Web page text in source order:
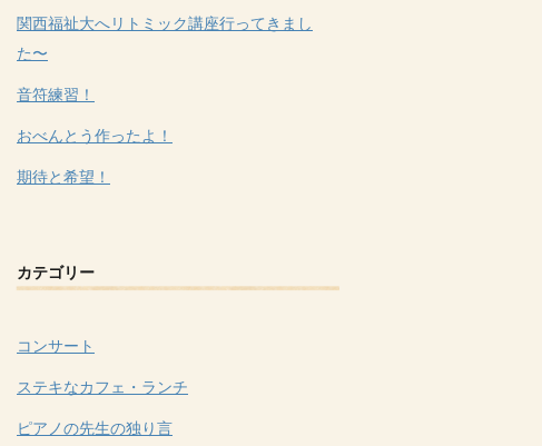
関西福祉大へリトミック講座行ってきまし
た〜
音符練習！
おべんとう作ったよ！
期待と希望！
カテゴリー
コンサート
ステキなカフェ・ランチ
ピアノの先生の独り言